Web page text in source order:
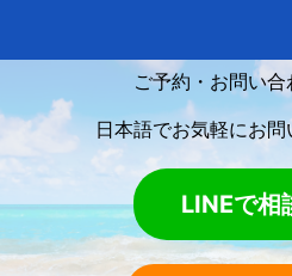
ご予約・お問い
日本語でお気軽にお
LINEで相